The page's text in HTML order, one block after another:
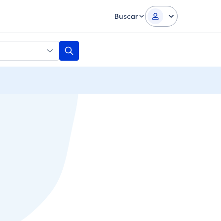
Buscar